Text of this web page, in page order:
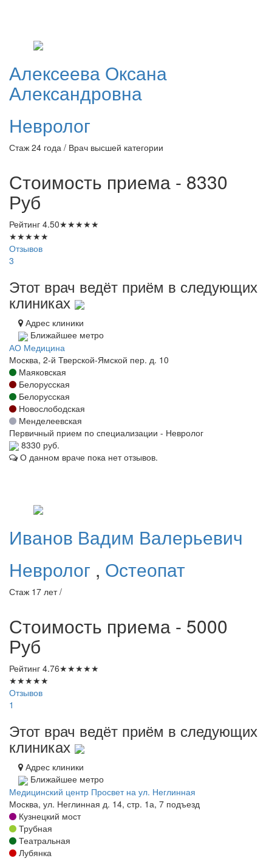
Алексеева Оксана
Александровна
Невролог
Стаж 24 года / Врач высшей категории
Стоимость приема - 8330
Руб
Рейтинг 4.50★★★★★
★★★★★
Отзывов
3
Этот врач ведёт приём в следующих
клиниках
Адрес клиники
Ближайшее метро
АО Медицина
Москва, 2-й Тверской-Ямской пер. д. 10
Маяковская
Белорусская
Белорусская
Новослободская
Менделеевская
Первичный прием по специализации - Невролог
8330 руб.
О данном враче пока нет отзывов.
Иванов Вадим Валерьевич
Невролог , Остеопат
Стаж 17 лет /
Стоимость приема - 5000
Руб
Рейтинг 4.76★★★★★
★★★★★
Отзывов
1
Этот врач ведёт приём в следующих
клиниках
Адрес клиники
Ближайшее метро
Медицинский центр Просвет на ул. Неглинная
Москва, ул. Неглинная д. 14, стр. 1а, 7 подъезд
Кузнецкий мост
Трубная
Театральная
Лубянка